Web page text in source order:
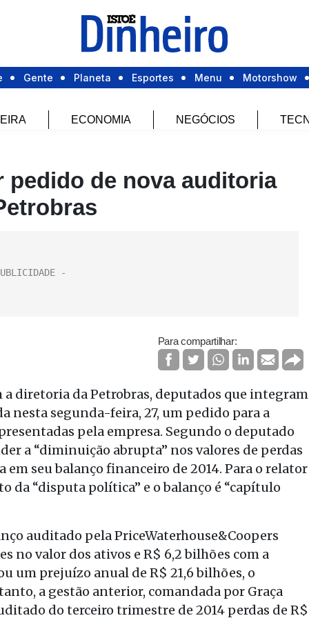
Gente Planeta Esportes Menu Motorshow
ECONOMIA NEGÓCIOS
de nova auditoria
Para compartilhar:
a diretoria da Petrobras, deputados que integram
nesta segunda-feira, 27, um pedido para a
pela empresa. Segundo o deputado
a “diminuição abrupta” nos valores de perdas
seu balanço financeiro de 2014. Para o relator
da “disputa política” e o balanço é “capítulo
auditado pela PriceWaterhouse&Coopers
no valor dos ativos e R$ 6,2 bilhões com a
um prejuízo anual de R$ 21,6 bilhões, o
a gestão anterior, comandada por Graça
do terceiro trimestre de 2014 perdas de R$